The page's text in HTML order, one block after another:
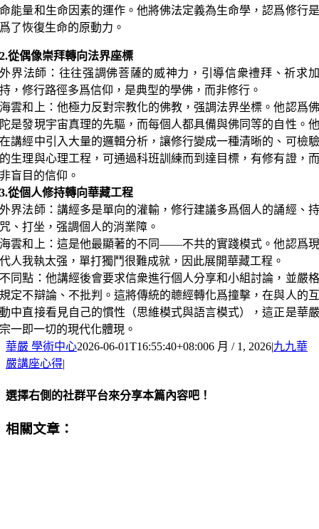
命能量和生命因素的運作。他將佛法定義為生命學，認爲修行是
爲了恢復生命的原動力。
2.從偶像崇拜轉向法界座標
外界法師：往往强調佛菩薩的威神力，引導信衆禮拜、祈求加
持，修行路徑多爲信仰，是典型的學佛，而非修行。
海雲和上：他極力反對宗教化的佛教，强調法界坐標。他認爲佛
陀是發現宇宙真理的先驅，而每個人都具備與佛同等的自性。他
在講經中引入大量的邏輯分析，讓修行變成一種清晰的、可檢驗
的生理與心理工程，可通過科班訓練而到達目標，有修有證，而
非盲目的信仰。
3.從個人修持轉向華藏工程
外界法師：講經多是單向的灌輸，修行建議多爲個人的誦經、持
咒、打坐，强調個人的消業障。
海雲和上：這是他最顯著的不同——不共的實踐模式。他認爲現
代人我執太强，單打獨鬥很難成就，因此展開華藏工程。
不同點：他講經後會要求信衆進行個人分享和小組討論，並嚴格
規定不辯論、不批判。這將傳統的聼經轉化爲撞擊，在與人的互
動中直接看見自己的慣性（思維模式與語言模式），這正是華嚴
宗一即一切的現代化體現。
華嚴 學術中心2026-06-01T16:55:40+08:006 月 / 1, 2026|九九華
嚴講座心得|
選擇右側的社群平台來分享本篇內容吧！
Facebook
X
Email:
相關文章：